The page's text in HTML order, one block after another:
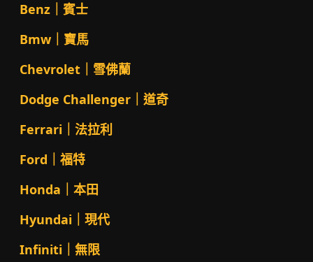
Benz｜賓士
Bmw｜寶馬
Chevrolet｜雪佛蘭
Dodge Challenger｜道奇
Ferrari｜法拉利
Ford｜福特
Honda｜本田
Hyundai｜現代
Infiniti｜無限